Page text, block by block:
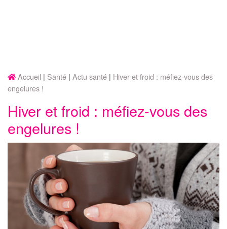
Accueil Santé Actu santé
Hiver et froid : méfiez-vous des
engelures !
Hiver et froid : méfiez-vous des
engelures !